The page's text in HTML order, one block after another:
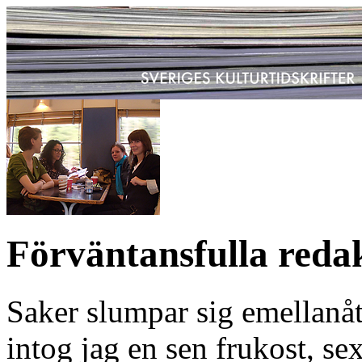
Förväntansfulla
Saker slumpar sig
intog jag en sen frukost,